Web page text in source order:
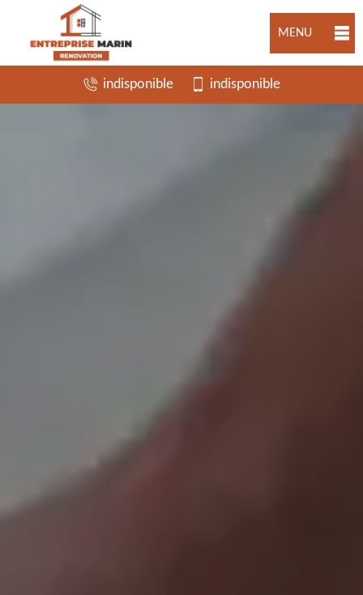
MENU
indisponible indisponible